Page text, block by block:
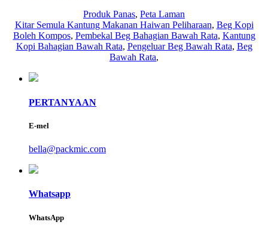
Produk Panas, Peta Laman
Kitar Semula Kantung Makanan Haiwan Peliharaan, Beg Kopi
Boleh Kompos, Pembekal Beg Bahagian Bawah Rata, Kantung
Kopi Bahagian Bawah Rata, Pengeluar Beg Bawah Rata, Beg
Bawah Rata,
PERTANYAAN
E-mel
bella@packmic.com
Whatsapp
WhatsApp